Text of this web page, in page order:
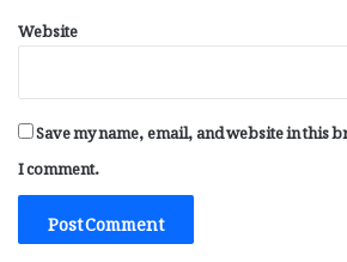
Website
Save my name, email, and website in this
I comment.